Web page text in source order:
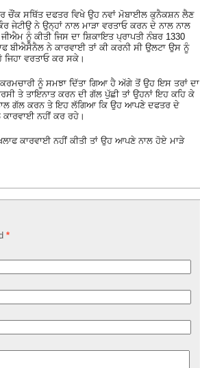
ਚੌਂਕ ਸਥਿੱਤ ਦਫਤਰ ਵਿਖੇ ਉਹ ਨਵਾਂ ਮੋਬਾਈਲ ਕੁਨੈਕਸ਼ਨ ਲੈਣ
ਨੇ ਉਨ੍ਹਾਂ ਨਾਲ ਮਾੜਾ ਵਰਤਾਓ ਕਰਨ ਦੇ ਨਾਲ ਨਾਲ
ਨੂੰ ਕੀਤੀ ਜਿਸ ਦਾ ਸ਼ਿਕਾਇਤ ਪ੍ਰਾਪਤੀ ਨੰਬਰ 1330
ਬੀਐਸੈਨੈਲ ਨੇ ਕਾਰਵਾਈ ਤਾਂ ਕੀ ਕਰਨੀ ਸੀ ਉਲਟਾ ਉਸ ਨੂੰ
ਜਿਹਾ ਵਰਤਾਓ ਕਰ ਸਕੇ।
ਨੂੰ ਸਮਝਾ ਦਿੱਤਾ ਗਿਆ ਹੈ ਅੱਗੇ ਤੋਂ ਉਹ ਇਸ ਤਰਾਂ ਦਾ
ਤੇ ਤਾਇਨਾਤ ਕਰਨ ਦੀ ਗੱਲ ਪੁੱਛੀ ਤਾਂ ਉਹਨਾਂ ਇਹ ਕਹਿ ਕੇ
ਨਾਲ ਗੱਲ ਕਰਨ ਤੇ ਇਹ ਲੱਗਿਆ ਕਿ ਉਹ ਆਪਣੇ ਦਫਤਰ ਦੇ
ਨਹੀਂ ਕਰ ਰਹੇ।
ਕਾਰਵਾਈ ਨਹੀਂ ਕੀਤੀ ਤਾਂ ਉਹ ਆਪਣੇ ਨਾਲ ਹੋਏ ਮਾੜੇ
*